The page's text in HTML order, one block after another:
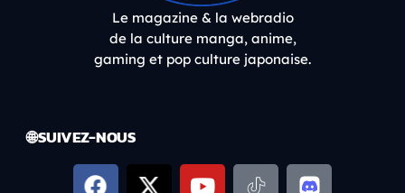
Le magazine & la webradio
de la culture manga, anime,
gaming et pop culture japonaise.
🌐 SUIVEZ-NOUS